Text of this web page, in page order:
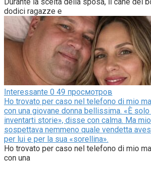
dodici ragazze e
Interessante 0 49 просмотров
Ho trovato per caso nel telefono di mio
con una giovane donna bellissima. «È solo
inventarti storie», disse con calma. Ma
sospettava nemmeno quale vendetta
per lui e per la sua «sorellina».
Ho trovato per caso nel telefono di mio
con una